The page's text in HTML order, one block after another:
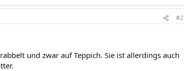
#2
und zwar auf Teppich. Sie ist allerdings auch